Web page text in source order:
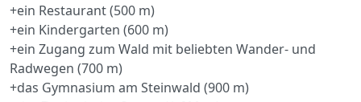
+ein Restaurant (500 m)
+ein Kindergarten (600 m)
+ein Zugang zum Wald mit beliebten Wander- und
Radwegen (700 m)
+das Gymnasium am Steinwald (900 m)